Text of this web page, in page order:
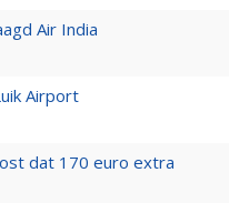
Air India
Airport
dat 170 euro extra